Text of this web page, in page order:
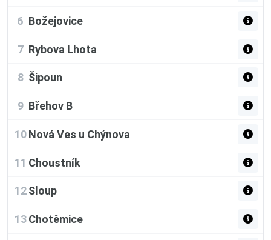
6 Božejovice
7 Rybova Lhota
8 Šipoun
9 Břehov B
10 Nová Ves u Chýnova
11 Choustník
12 Sloup
13 Chotěmice